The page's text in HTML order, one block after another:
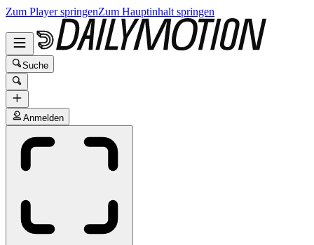
Zum Player springenZum Hauptinhalt springen
Suche
Anmelden